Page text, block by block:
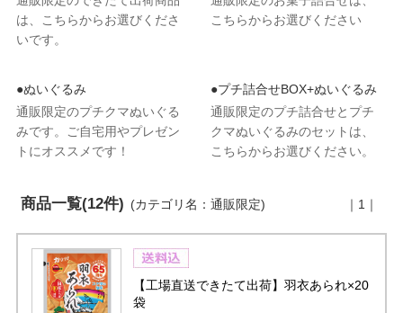
は、こちらからお選びくださ
いです。
こちらからお選びください
●ぬいぐるみ
通販限定のプチクマぬいぐる
みです。ご自宅用やプレゼン
トにオススメです！
●プチ詰合せBOX+ぬいぐるみ
通販限定のプチ詰合せとプチ
クマぬいぐるみのセットは、
こちらからお選びください。
商品一覧(12件) ｜1｜
(カテゴリ名：通販限定)
【工場直送できたて出荷】羽衣あられ×20
袋